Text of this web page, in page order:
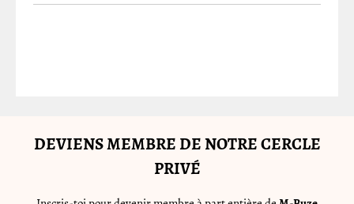
DEVIENS MEMBRE DE NOTRE CERCLE
PRIVÉ